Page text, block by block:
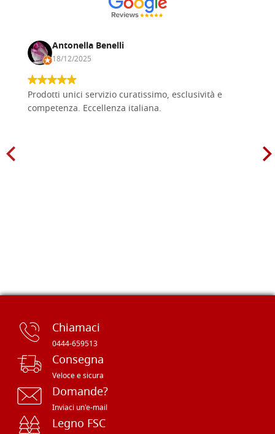
Antonella Benelli
18/12/2025
Prodotti unici servizio curatissimo, esclusività e
competenza. Eccellenza italiana.
Chiamaci
0444-659513
Consegna
Veloce e sicura
Domande?
Inviaci un'e-mail
Legno FSC